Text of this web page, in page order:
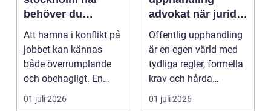
behöver du
professionell hjälp
i arbetslivet?
Att hamna i konflikt på
jobbet kan kännas
både överrumplande
och obehagligt. En
anställning påverkar...
01 juli 2026
advokat när juridik
möter affär
Offentlig upphandling
är en egen värld med
tydliga regler, formella
krav och hårda
tidsfrister. För ...
01 juli 2026